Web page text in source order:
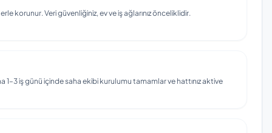
korunur. Veri güvenliğiniz, ev ve iş ağlarınız önceliklidir.
iş günü içinde saha ekibi kurulumu tamamlar ve hattınız aktive